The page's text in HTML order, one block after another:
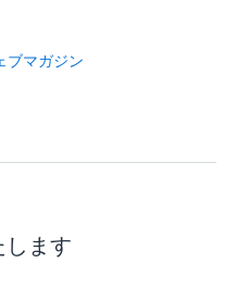
ブマガジン
します